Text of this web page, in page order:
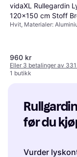
vidaXL Rullegardin
120x150 cm Stoff
116,6 cm Polyester
Hvit, Materialer:
960 kr
Eller 3 betalinger av
1 butikk
før du
Vurder